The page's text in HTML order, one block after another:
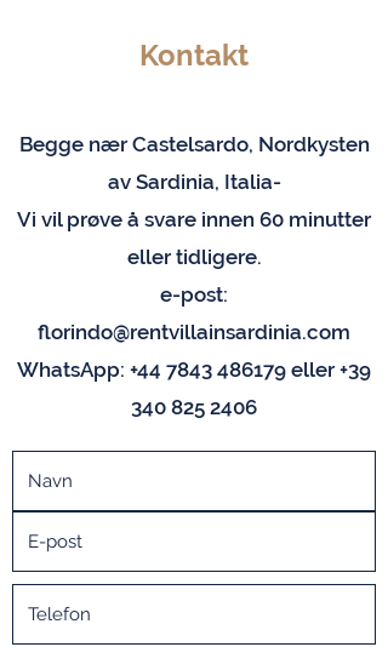
Kontakt
Begge nær Castelsardo, Nordkysten
av Sardinia, Italia-
Vi vil prøve å svare innen 60 minutter
eller tidligere.
e-post:
florindo@rentvillainsardinia.com
WhatsApp: +44 7843 486179 eller+39
340 825 2406